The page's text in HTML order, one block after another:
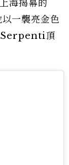
海揭幕的
一襲亮金色
Serpenti頂